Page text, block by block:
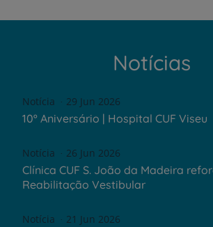
Notícias
Notícia 29 Jun 2026
10º Aniversário | Hospital CUF Viseu
Notícia 26 Jun 2026
Clínica CUF S. João da Madeira
Reabilitação Vestibular
Notícia 21 Jun 2026